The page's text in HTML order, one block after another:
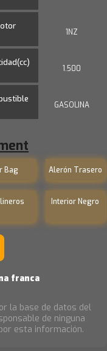
1NZ
1.500
GASOLINA
Bag Alerón Trasero
Interior Negro
franca
la base de datos del
de ninguna
esta información.